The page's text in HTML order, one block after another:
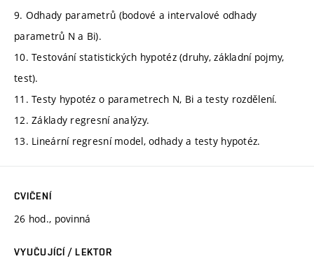
9. Odhady parametrů (bodové a intervalové odhady
parametrů N a Bi).
10. Testování statistických hypotéz (druhy, základní pojmy,
test).
11. Testy hypotéz o parametrech N, Bi a testy rozdělení.
12. Základy regresní analýzy.
13. Lineární regresní model, odhady a testy hypotéz.
CVIČENÍ
26 hod., povinná
VYUČUJÍCÍ / LEKTOR